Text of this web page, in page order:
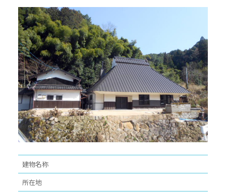
建物名称
所在地